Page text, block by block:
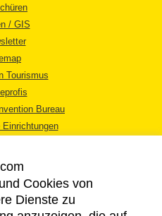
/ GIS
Tourismus
Bureau
Cookies von
Dienste zu